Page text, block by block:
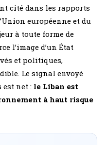
cité dans les rapports
européenne et du
à toute forme de
l’image d’un État
et politiques,
Le signal envoyé
net : le Liban est
à haut risque